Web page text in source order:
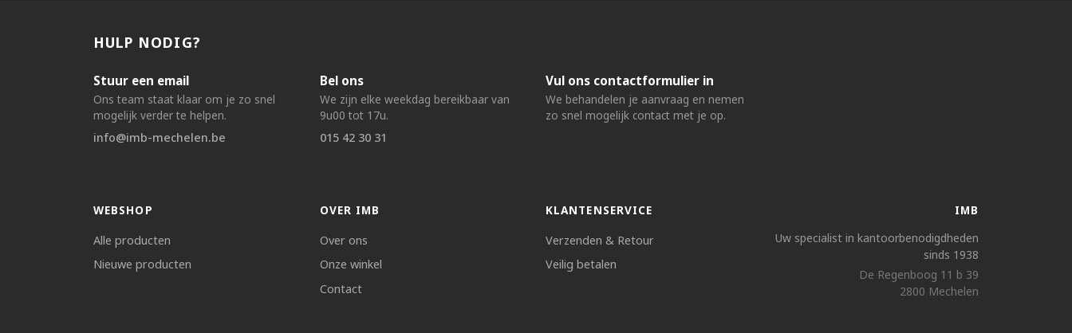
HULP NODIG?
Stuur een email
Ons team staat klaar om je zo snel
mogelijk verder te helpen.
info@imb-mechelen.be
Bel ons
We zijn elke weekdag bereikbaar van
9u00 tot 17u.
015 42 30 31
Vul ons contactformulier in
We behandelen je aanvraag en nemen
zo snel mogelijk contact met je op.
WEBSHOP
Alle producten
Nieuwe producten
OVER IMB
Over ons
Onze winkel
Contact
KLANTENSERVICE
Verzenden & Retour
Veilig betalen
IMB
Uw specialist in kantoorbenodigdheden
sinds 1938
De Regenboog 11 b 39
2800 Mechelen